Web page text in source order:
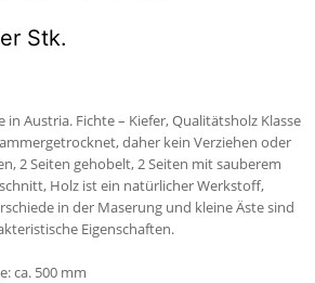
Stk.
in Austria. Fichte – Kiefer, Qualitätsholz Klasse
daher kein Verziehen oder
2 Seiten gehobelt, 2 Seiten mit sauberem
Holz ist ein natürlicher Werkstoff,
in der Maserung und kleine Äste sind
Eigenschaften.
ca. 500 mm